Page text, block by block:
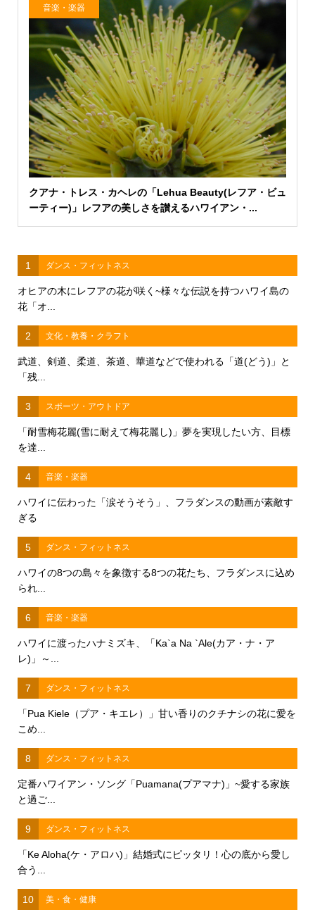
音楽・楽器
クアナ・トレス・カヘレの「Lehua Beauty(レフア・ビュ
ーティー)」レフアの美しさを讃えるハワイアン・...
1 ダンス・フィットネス
オヒアの木にレフアの花が咲く~様々な伝説を持つハワイ島の
花「オ...
2 文化・教養・クラフト
武道、剣道、柔道、茶道、華道などで使われる「道(どう)」と
「残...
3 スポーツ・アウトドア
「耐雪梅花麗(雪に耐えて梅花麗し)」夢を実現したい方、目標
を達...
4 音楽・楽器
ハワイに伝わった「涙そうそう」、フラダンスの動画が素敵す
ぎる
5 ダンス・フィットネス
ハワイの8つの島々を象徴する8つの花たち、フラダンスに込め
られ...
6 音楽・楽器
ハワイに渡ったハナミズキ、「Ka`a Na `Ale(カア・ナ・ア
レ)」～...
7 ダンス・フィットネス
「Pua Kiele（プア・キエレ）」甘い香りのクチナシの花に愛を
こめ...
8 ダンス・フィットネス
定番ハワイアン・ソング「Puamana(プアマナ)」~愛する家族
と過ご...
9 ダンス・フィットネス
「Ke Aloha(ケ・アロハ)」結婚式にピッタリ！心の底から愛し
合う...
10 美・食・健康